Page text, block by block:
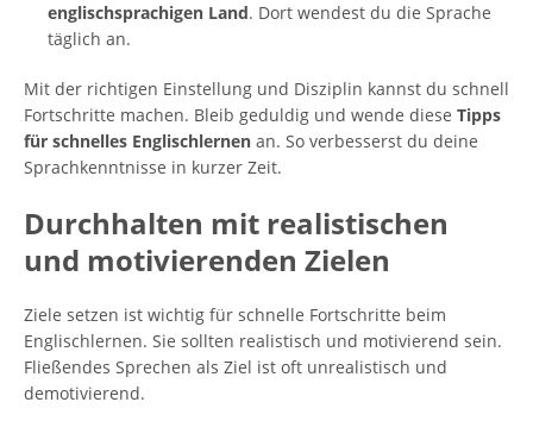
englischsprachigen Land. Dort wendest du die Sprache
täglich an.
Mit der richtigen Einstellung und Disziplin kannst du schnell
Fortschritte machen. Bleib geduldig und wende diese Tipps
für schnelles Englischlernen an. So verbesserst du deine
Sprachkenntnisse in kurzer Zeit.
Durchhalten mit realistischen
und motivierenden Zielen
Ziele setzen ist wichtig für schnelle Fortschritte beim
Englischlernen. Sie sollten realistisch und motivierend sein.
Fließendes Sprechen als Ziel ist oft unrealistisch und
demotivierend.